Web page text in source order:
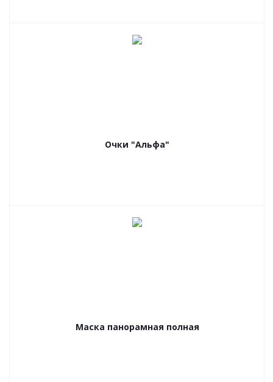
Очки "Альфа"
Маска панорамная полная